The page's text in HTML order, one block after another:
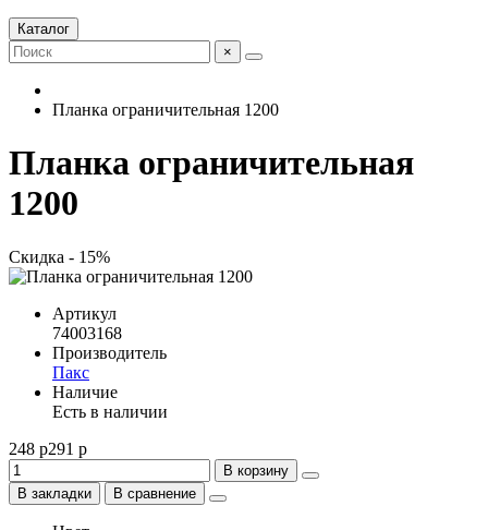
Каталог
×
Планка ограничительная 1200
Планка ограничительная
1200
Скидка - 15%
Артикул
74003168
Производитель
Пакс
Наличие
Есть в наличии
248 р291 р
В корзину
В закладки
В сравнение